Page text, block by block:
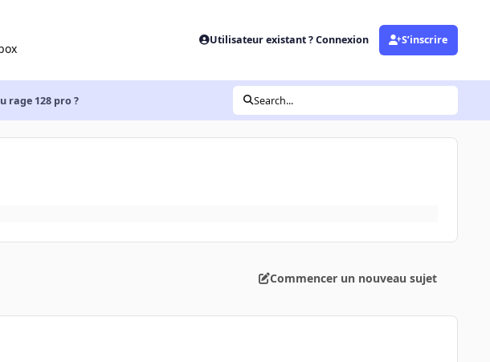
Utilisateur existant ? Connexion S’inscrire
rage 128 pro ? Search...
Commencer un nouveau sujet